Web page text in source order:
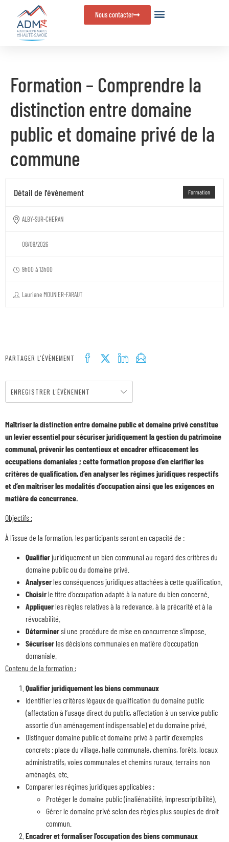
Nous contacter
Formation – Comprendre la
distinction entre domaine
public et domaine privé de la
commune
Formation
Détail de l'évènement
ALBY-SUR-CHERAN
08/09/2026
9h00 à 13h00
Lauriane MOUNIER-FARAUT
PARTAGER L'ÉVÈNEMENT
ENREGISTRER L'ÉVÈNEMENT
Maîtriser la distinction entre domaine public et domaine privé constitue
un levier essentiel pour sécuriser juridiquement la gestion du patrimoine
communal, prévenir les contentieux et encadrer efficacement les
occupations domaniales ; cette formation propose d’en clarifier les
critères de qualification, d’en analyser les régimes juridiques respectifs
et d’en maîtriser les modalités d’occupation ainsi que les exigences en
matière de concurrence.
Objectifs :
À l’issue de la formation, les participants seront en capacité de :
Qualifierjuridiquement un bien communal au regard des critères du
domaine public ou du domaine privé.
Analyserles conséquences juridiques attachées à cette qualification.
Choisirle titre d’occupation adapté à la nature du bien concerné.
Appliquerles règles relatives à la redevance, à la précarité et à la
révocabilité.
Déterminersi une procédure de mise en concurrence s’impose.
Sécuriserles décisions communales en matière d’occupation
domaniale.
Contenu de la formation :
Qualifier juridiquement les biens communaux
Identifier les critères légaux de qualification du domaine public
(affectation à l’usage direct du public, affectation à un service public
assortie d’un aménagement indispensable) et du domaine privé.
Distinguer domaine public et domaine privé à partir d’exemples
concrets : place du village, halle communale, chemins, forêts, locaux
administratifs, voies communales et chemins ruraux, terrains non
aménagés, etc.
Comparer les régimes juridiques applicables :
Protéger le domaine public (inaliénabilité, imprescriptibilité).
Gérer le domaine privé selon des règles plus souples de droit
commun.
Encadrer et formaliser l’occupation des biens communaux
Panneau de gestion des cookies